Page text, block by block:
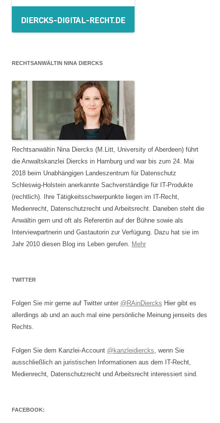
RECHTSANWÄLTIN NINA DIERCKS
Rechtsanwältin Nina Diercks (M.Litt, University of Aberdeen) führt
die Anwaltskanzlei Diercks in Hamburg und war bis zum 24. Mai
2018 beim Unabhängigen Landeszentrum für Datenschutz
Schleswig-Holstein anerkannte Sachverständige für IT-Produkte
(rechtlich). Ihre Tätigkeitsschwerpunkte liegen im IT-Recht,
Medienrecht, Datenschutzrecht und Arbeitsrecht. Daneben steht die
Anwältin gern und oft als Referentin auf der Bühne sowie als
Interviewpartnerin und Gastautorin zur Verfügung. Dazu hat sie im
Jahr 2010 diesen Blog ins Leben gerufen. Mehr
TWITTER
Folgen Sie mir gerne auf Twitter unter @RAinDiercks Hier gibt es
allerdings ab und an auch mal eine persönliche Meinung jenseits des
Rechts.
Folgen Sie dem Kanzlei-Account @kanzleidiercks, wenn Sie
ausschließlich an juristischen Informationen aus dem IT-Recht,
Medienrecht, Datenschutzrecht und Arbeitsrecht interessiert sind.
FACEBOOK: